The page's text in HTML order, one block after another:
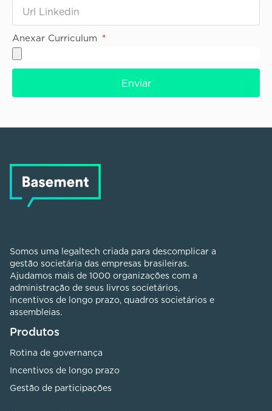
Anexar Curriculum
Enviar
Somos uma legaltech criada para descomplicar a
gestão societária das empresas brasileiras.
Ajudamos mais de 1000 organizações com a
administração de seus livros societários,
incentivos de longo prazo, quadros societários e
assembleias.
Produtos
Rotina de governança
Incentivos de longo prazo
Gestão de participações